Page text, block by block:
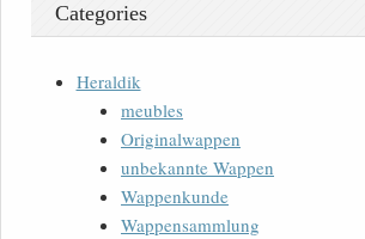
Categories
Heraldik
meubles
Originalwappen
unbekannte Wappen
Wappenkunde
Wappensammlung